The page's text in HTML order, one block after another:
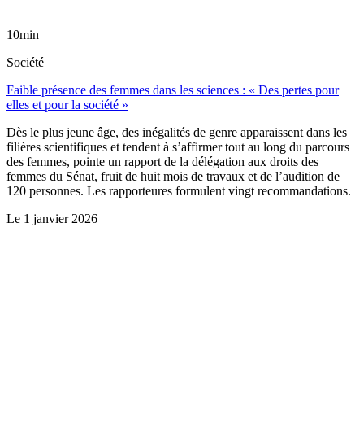
10min
Société
Faible présence des femmes dans les sciences : « Des pertes pour
elles et pour la société »
Dès le plus jeune âge, des inégalités de genre apparaissent dans les
filières scientifiques et tendent à s’affirmer tout au long du parcours
des femmes, pointe un rapport de la délégation aux droits des
femmes du Sénat, fruit de huit mois de travaux et de l’audition de
120 personnes. Les rapporteures formulent vingt recommandations.
Le 1 janvier 2026